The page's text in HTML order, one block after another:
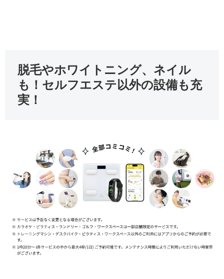
脱毛やホワイトニング、ネイル
も！セルフエステ以外の設備も充
実！